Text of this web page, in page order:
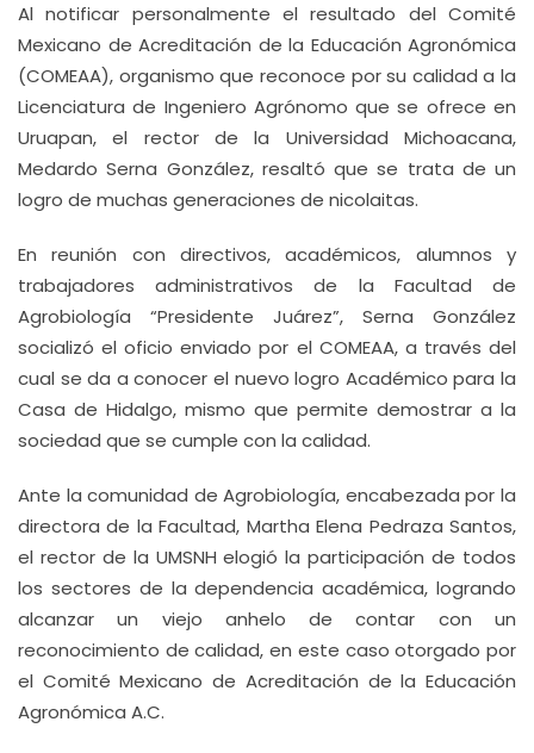
Al notificar personalmente el resultado del Comité
Mexicano de Acreditación de la Educación Agronómica
(COMEAA), organismo que reconoce por su calidad a la
Licenciatura de Ingeniero Agrónomo que se ofrece en
Uruapan, el rector de la Universidad Michoacana,
Medardo Serna González, resaltó que se trata de un
logro de muchas generaciones de nicolaitas.
En reunión con directivos, académicos, alumnos y
trabajadores administrativos de la Facultad de
Agrobiología “Presidente Juárez”, Serna González
socializó el oficio enviado por el COMEAA, a través del
cual se da a conocer el nuevo logro Académico para la
Casa de Hidalgo, mismo que permite demostrar a la
sociedad que se cumple con la calidad.
Ante la comunidad de Agrobiología, encabezada por la
directora de la Facultad, Martha Elena Pedraza Santos,
el rector de la UMSNH elogió la participación de todos
los sectores de la dependencia académica, logrando
alcanzar un viejo anhelo de contar con un
reconocimiento de calidad, en este caso otorgado por
el Comité Mexicano de Acreditación de la Educación
Agronómica A.C.